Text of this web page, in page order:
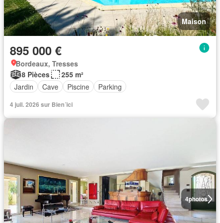
Maison
895 000 €
Bordeaux, Tresses
8 Pièces
255 m²
Jardin
Cave Piscine Parking
4 juil. 2026 sur Bien´ici
4photos